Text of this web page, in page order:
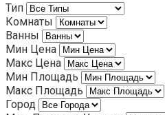
Тип
Комнаты
Ванны
Мин Цена
Макс Цена
Мин Площадь
Макс Площадь
Город